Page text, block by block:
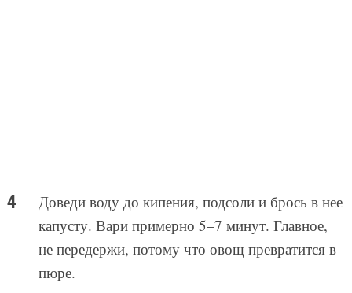
Доведи воду до кипения, подсоли и брось в нее
капусту. Вари примерно 5–7 минут. Главное,
не передержи, потому что овощ превратится в
пюре.